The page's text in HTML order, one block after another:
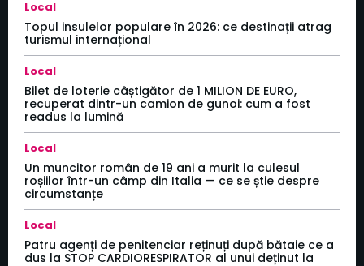
Local
Topul insulelor populare în 2026: ce destinații atrag
turismul internațional
Local
Bilet de loterie câștigător de 1 MILION DE EURO,
recuperat dintr-un camion de gunoi: cum a fost
readus la lumină
Local
Un muncitor român de 19 ani a murit la culesul
roșiilor într-un câmp din Italia — ce se știe despre
circumstanțe
Local
Patru agenți de penitenciar reținuți după bătaie ce a
dus la STOP CARDIORESPIRATOR al unui deținut la